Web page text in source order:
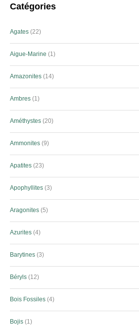
Catégories
Agates 22
Aigue-Marine 1
Amazonites 14
Ambres 1
Améthystes 20
Ammonites 9
Apatites 23
Apophyllites 3
Aragonites 5
Azurites 4
Barytines 3
Béryls 12
Bois Fossiles 4
Bojis 1